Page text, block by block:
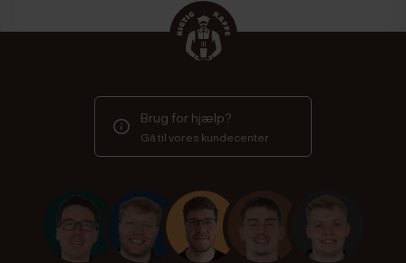
Brug for hjælp?
Gå til vores kundecenter